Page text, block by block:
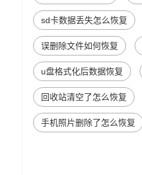
sd卡数据丢失怎么恢复
误删除文件如何恢复
u盘格式化后数据恢复
回收站清空了怎么恢复
手机照片删除了怎么恢复